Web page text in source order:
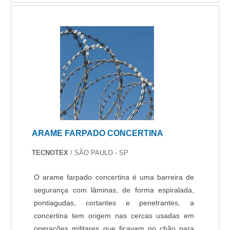
pelo fato de a empresa possuir escritório de alta
qualidade onde são realizadas as atividades e
tecnologia de ponta. Tudo isso, somado à
performance de uma equipe de especialistas na
área de atuação e profissionais certificados,
garante a melhor experiência para os clientes
com qualidade. Aproveite a visita para acessar o
os produtos. .
ARAME FARPADO CONCERTINA
TECNOTEX / SÃO PAULO - SP
O arame farpado concertina é uma barreira de
segurança com lâminas, de forma espiralada,
pontiagudas, cortantes e penetrantes, a
concertina tem origem nas cercas usadas em